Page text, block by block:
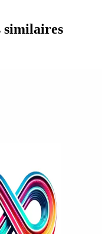
similaires